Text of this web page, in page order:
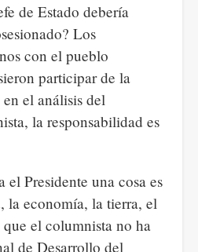
de Estado debería
Los
con el pueblo
participar de la
el análisis del
la responsabilidad es
el Presidente una cosa es
la economía, la tierra, el
el columnista no ha
de Desarrollo del